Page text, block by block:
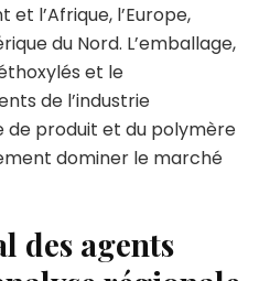
l’Afrique, l’Europe,
du Nord. L’emballage,
et le
de l’industrie
de produit et du polymère
dominer le marché
des agents